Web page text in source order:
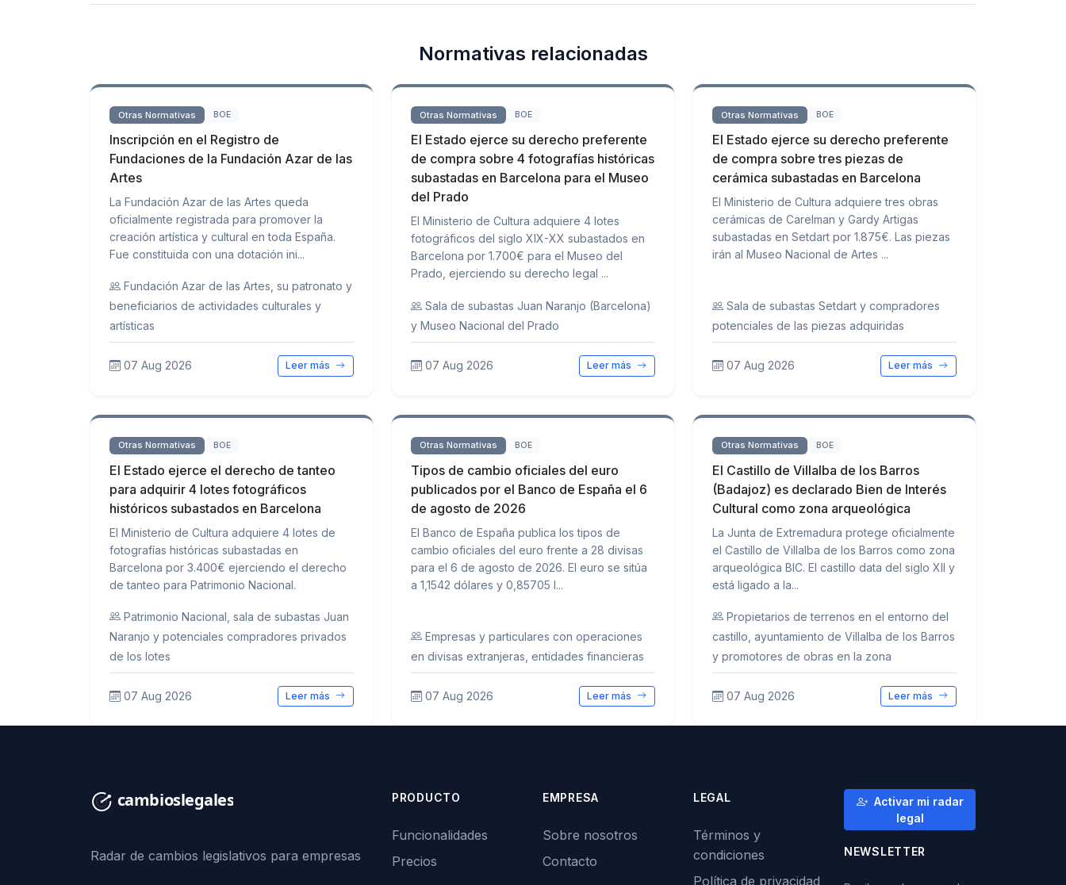
Normativas relacionadas
Otras Normativas BOE
Inscripción en el Registro de
Fundaciones de la Fundación Azar de las
Artes
La Fundación Azar de las Artes queda
oficialmente registrada para promover la
creación artística y cultural en toda España.
Fue constituida con una dotación ini...
Fundación Azar de las Artes, su patronato y
beneficiarios de actividades culturales y
artísticas
07 Aug 2026 Leer más
Otras Normativas BOE
El Estado ejerce su derecho preferente
de compra sobre 4 fotografías históricas
subastadas en Barcelona para el Museo
del Prado
El Ministerio de Cultura adquiere 4 lotes
fotográficos del siglo XIX-XX subastados en
Barcelona por 1.700€ para el Museo del
Prado, ejerciendo su derecho legal ...
Sala de subastas Juan Naranjo (Barcelona)
y Museo Nacional del Prado
07 Aug 2026 Leer más
Otras Normativas BOE
El Estado ejerce su derecho preferente
de compra sobre tres piezas de
cerámica subastadas en Barcelona
El Ministerio de Cultura adquiere tres obras
cerámicas de Carelman y Gardy Artigas
subastadas en Setdart por 1.875€. Las piezas
irán al Museo Nacional de Artes ...
Sala de subastas Setdart y compradores
potenciales de las piezas adquiridas
07 Aug 2026 Leer más
Otras Normativas BOE
El Estado ejerce el derecho de tanteo
para adquirir 4 lotes fotográficos
históricos subastados en Barcelona
El Ministerio de Cultura adquiere 4 lotes de
fotografías históricas subastadas en
Barcelona por 3.400€ ejerciendo el derecho
de tanteo para Patrimonio Nacional.
Patrimonio Nacional, sala de subastas Juan
Naranjo y potenciales compradores privados
de los lotes
07 Aug 2026 Leer más
Otras Normativas BOE
Tipos de cambio oficiales del euro
publicados por el Banco de España el 6
de agosto de 2026
El Banco de España publica los tipos de
cambio oficiales del euro frente a 28 divisas
para el 6 de agosto de 2026. El euro se sitúa
a 1,1542 dólares y 0,85705 l...
Empresas y particulares con operaciones
en divisas extranjeras, entidades financieras
07 Aug 2026 Leer más
Otras Normativas BOE
El Castillo de Villalba de los Barros
(Badajoz) es declarado Bien de Interés
Cultural como zona arqueológica
La Junta de Extremadura protege oficialmente
el Castillo de Villalba de los Barros como zona
arqueológica BIC. El castillo data del siglo XII y
está ligado a la...
Propietarios de terrenos en el entorno del
castillo, ayuntamiento de Villalba de los Barros
y promotores de obras en la zona
07 Aug 2026 Leer más
Radar de cambios legislativos para empresas
PRODUCTO
Funcionalidades
Precios
EMPRESA
Sobre nosotros
Contacto
LEGAL
Términos y
condiciones
Política de privacidad
Activar mi radar
legal
NEWSLETTER